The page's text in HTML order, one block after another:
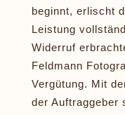
beginnt, erlischt
Leistung
Widerruf
Feldmann
Vergütung. Mit
der Auftraggeber